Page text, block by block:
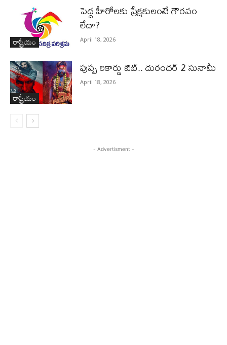
రాష్ట్రీయం
పెద్ద హీరోల‌కు ప్రేక్ష‌కులంటే గౌర‌వం
లేదా?
April 18, 2026
రాష్ట్రీయం
పుష్ప రికార్డు ఔట్‌.. దురంధ‌ర్ 2 సునామీ
April 18, 2026
- Advertisment -